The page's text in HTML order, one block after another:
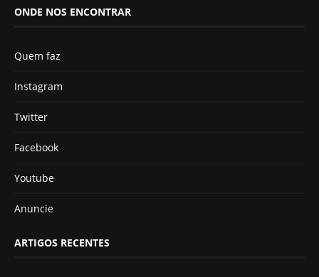
ONDE NOS ENCONTRAR
Quem faz
Instagram
Twitter
Facebook
Youtube
Anuncie
ARTIGOS RECENTES